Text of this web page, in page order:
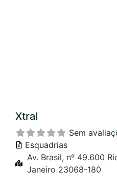
Xtral
Sem
Esquadrias
Av. Brasil, nº 49.600
Janeiro 23068-180